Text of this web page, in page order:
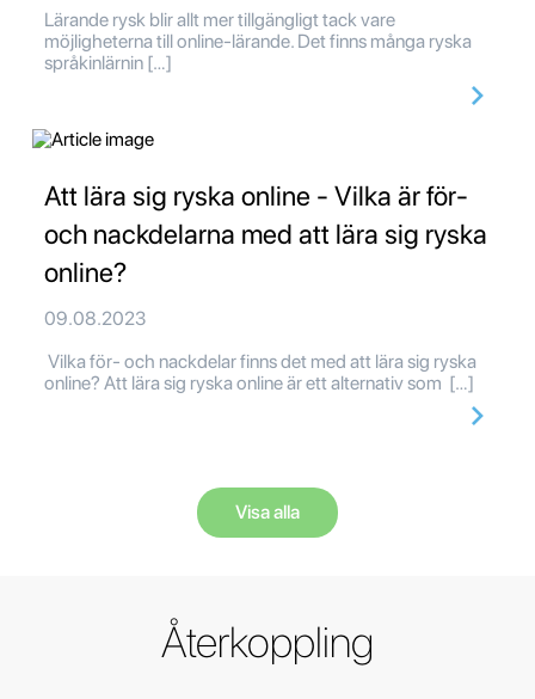
Lärande rysk blir allt mer tillgängligt tack vare
möjligheterna till online-lärande. Det finns många ryska
språkinlärnin […]
Att lära sig ryska online - Vilka är för-
och nackdelarna med att lära sig ryska
online?
09.08.2023
Vilka för- och nackdelar finns det med att lära sig ryska
online? Att lära sig ryska online är ett alternativ som […]
Visa alla
Återkoppling